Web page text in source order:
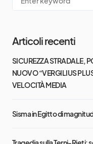
Articoli recenti
SICUREZZA STRADALE,
NUOVO “VERGILIUS
VELOCITÀ MEDIA
Sisma in Egitto di